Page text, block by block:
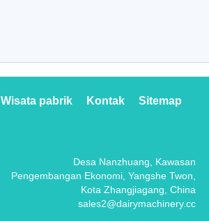
Sitemap
Kontak
Wisata pabrik
Desa Nanzhuang, Kawasan
Pengembangan Ekonomi, Yangshe Twon,
Kota Zhangjiagang, China
sales2@dairymachinery.cc